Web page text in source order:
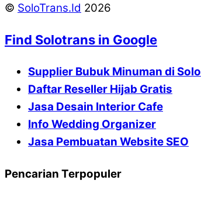
© SoloTrans.Id 2026
Find Solotrans in Google
Supplier Bubuk Minuman di Solo
Daftar Reseller Hijab Gratis
Jasa Desain Interior Cafe
Info Wedding Organizer
Jasa Pembuatan Website SEO
Pencarian Terpopuler